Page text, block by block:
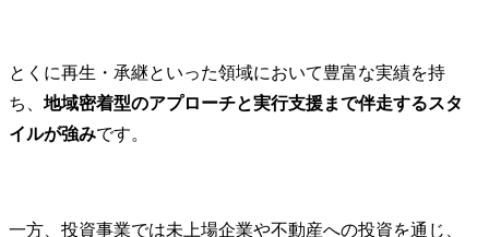
とくに再生・承継といった領域において豊富な実績を持
ち、 地域密着型のアプローチと実行支援まで伴走するスタ
イルが強みです。
一方、投資事業では未上場企業や不動産への投資を通じ、